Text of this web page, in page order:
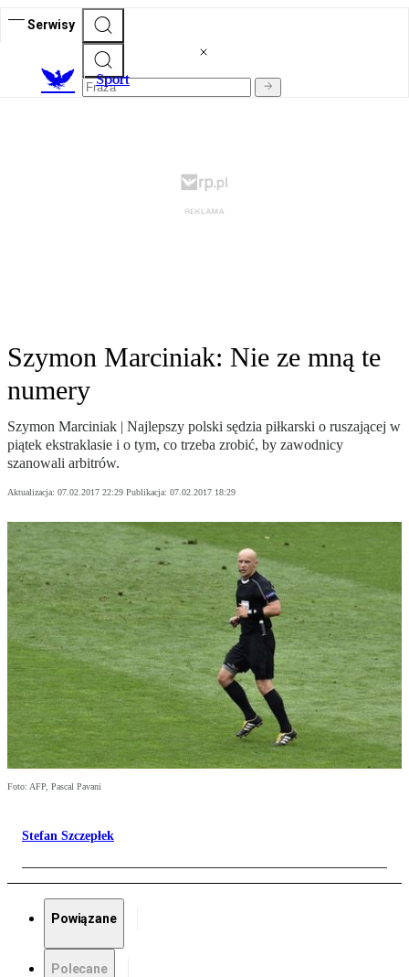
Serwisy
Sport
Szymon Marciniak: Nie ze mną te
numery
Szymon Marciniak | Najlepszy polski sędzia piłkarski o ruszającej w
piątek ekstraklasie i o tym, co trzeba zrobić, by zawodnicy
szanowali arbitrów.
Aktualizacja: 07.02.2017 22:29 Publikacja: 07.02.2017 18:29
Foto: AFP, Pascal Pavani
Stefan Szczepłek
Powiązane
Polecane